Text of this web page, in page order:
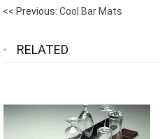
<< Previous:Cool Bar Mats
RELATED